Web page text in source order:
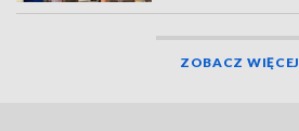
ZOBACZ WIĘCEJ